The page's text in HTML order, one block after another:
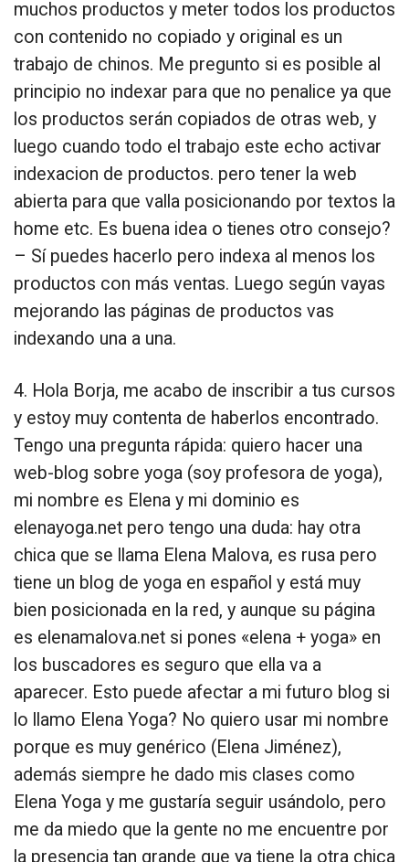
muchos productos y meter todos los productos
con contenido no copiado y original es un
trabajo de chinos. Me pregunto si es posible al
principio no indexar para que no penalice ya que
los productos serán copiados de otras web, y
luego cuando todo el trabajo este echo activar
indexacion de productos. pero tener la web
abierta para que valla posicionando por textos la
home etc. Es buena idea o tienes otro consejo?
– Sí puedes hacerlo pero indexa al menos los
productos con más ventas. Luego según vayas
mejorando las páginas de productos vas
indexando una a una.
4. Hola Borja, me acabo de inscribir a tus cursos
y estoy muy contenta de haberlos encontrado.
Tengo una pregunta rápida: quiero hacer una
web-blog sobre yoga (soy profesora de yoga),
mi nombre es Elena y mi dominio es
elenayoga.net pero tengo una duda: hay otra
chica que se llama Elena Malova, es rusa pero
tiene un blog de yoga en español y está muy
bien posicionada en la red, y aunque su página
es elenamalova.net si pones «elena + yoga» en
los buscadores es seguro que ella va a
aparecer. Esto puede afectar a mi futuro blog si
lo llamo Elena Yoga? No quiero usar mi nombre
porque es muy genérico (Elena Jiménez),
además siempre he dado mis clases como
Elena Yoga y me gustaría seguir usándolo, pero
me da miedo que la gente no me encuentre por
la presencia tan grande que ya tiene la otra chica